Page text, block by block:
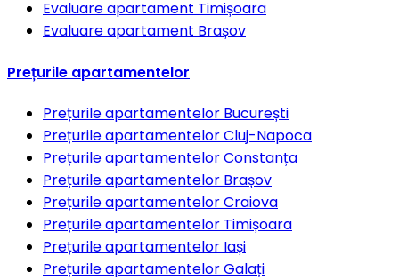
Evaluare apartament Timișoara
Evaluare apartament Brașov
Prețurile apartamentelor
Prețurile apartamentelor București
Prețurile apartamentelorCluj-Napoca
Prețurile apartamentelorConstanța
Prețurile apartamentelor Brașov
Prețurile apartamentelorCraiova
Prețurile apartamentelor Timișoara
Prețurile apartamentelor Iași
Prețurile apartamentelorGalați